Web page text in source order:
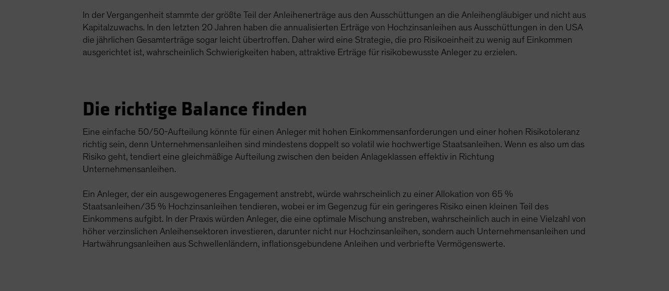
In der Vergangenheit stammte der größte Teil der Anleihenerträge aus den Ausschüttungen an die Anleihengläubiger und nicht aus
Kapitalzuwachs. In den letzten 20 Jahren haben die annualisierten Erträge von Hochzinsanleihen aus Ausschüttungen in den USA
die jährlichen Gesamterträge sogar leicht übertroffen. Daher wird eine Strategie, die pro Risikoeinheit zu wenig auf Einkommen
ausgerichtet ist, wahrscheinlich Schwierigkeiten haben, attraktive Erträge für risikobewusste Anleger zu erzielen.
Die richtige Balance finden
Eine einfache 50/50-Aufteilung könnte für einen Anleger mit hohen Einkommensanforderungen und einer hohen Risikotoleranz
richtig sein, denn Unternehmensanleihen sind mindestens doppelt so volatil wie hochwertige Staatsanleihen. Wenn es also um das
Risiko geht, tendiert eine gleichmäßige Aufteilung zwischen den beiden Anlageklassen effektiv in Richtung
Unternehmensanleihen.
Ein Anleger, der ein ausgewogeneres Engagement anstrebt, würde wahrscheinlich zu einer Allokation von 65 %
Staatsanleihen/35 % Hochzinsanleihen tendieren, wobei er im Gegenzug für ein geringeres Risiko einen kleinen Teil des
Einkommens aufgibt. In der Praxis würden Anleger, die eine optimale Mischung anstreben, wahrscheinlich auch in eine Vielzahl von
höher verzinslichen Anleihensektoren investieren, darunter nicht nur Hochzinsanleihen, sondern auch Unternehmensanleihen und
Hartwährungsanleihen aus Schwellenländern, inflationsgebundene Anleihen und verbriefte Vermögenswerte.